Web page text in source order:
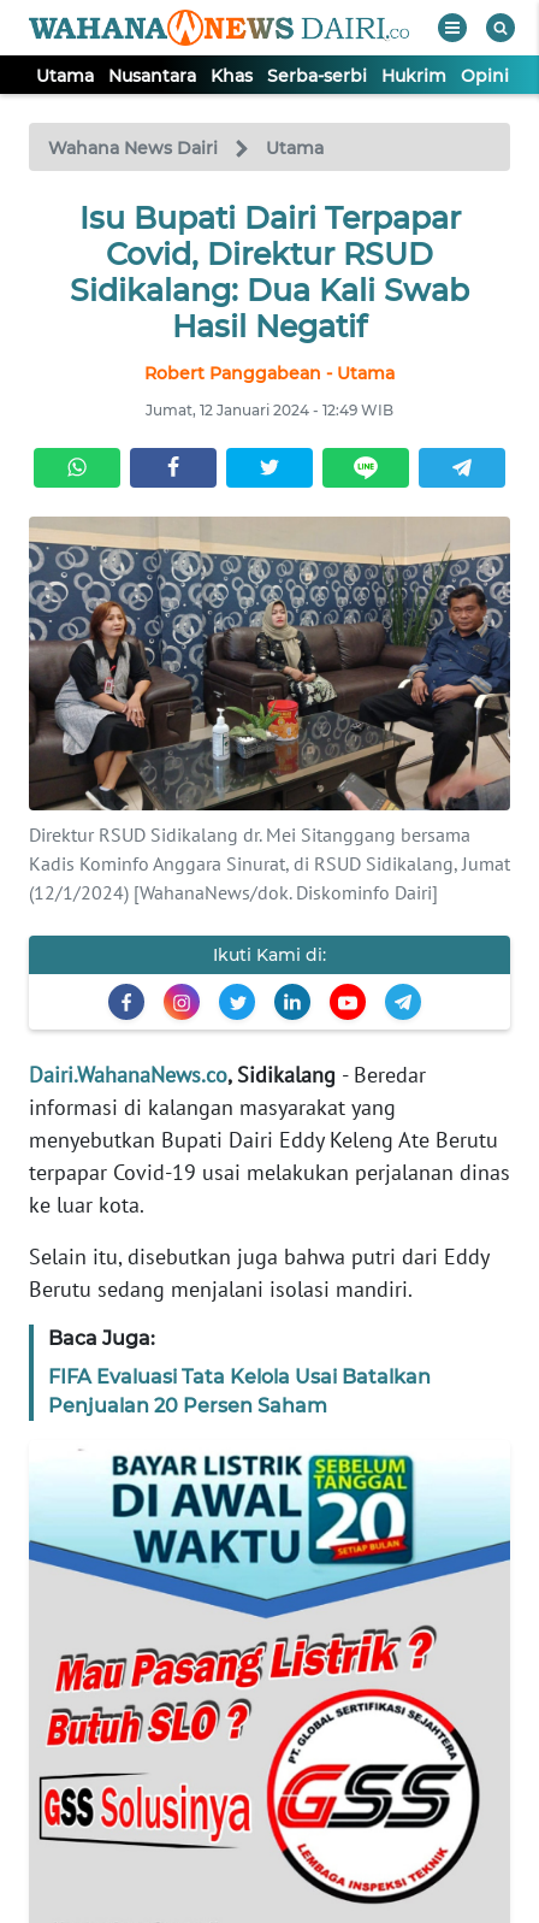
Utama Nusantara Khas Serba-serbi Hukrim Opini
Wahana News Dairi Utama
Isu Bupati Dairi Terpapar
Covid, Direktur RSUD
Sidikalang: Dua Kali Swab
Hasil Negatif
Robert Panggabean - Utama
Jumat, 12 Januari 2024 - 12:49 WIB
Direktur RSUD Sidikalang dr. Mei Sitanggang bersama
Kadis Kominfo Anggara Sinurat, di RSUD Sidikalang, Jumat
(12/1/2024) [WahanaNews/dok. Diskominfo Dairi]
Ikuti Kami di:
Dairi.WahanaNews.co, Sidikalang - Beredar
informasi di kalangan masyarakat yang
menyebutkan Bupati Dairi Eddy Keleng Ate Berutu
terpapar Covid-19 usai melakukan perjalanan dinas
ke luar kota.
Selain itu, disebutkan juga bahwa putri dari Eddy
Berutu sedang menjalani isolasi mandiri.
Baca Juga:
FIFA Evaluasi Tata Kelola Usai Batalkan
Penjualan 20 Persen Saham
TV
Tutup
UTAMA
NUSANTARA
SERBI
HUKRIM
OPINI
Informasi
INDEKS
BERITA
KONTAK
KAMI
INFO
IKLAN
MEDIA
SIBER
REDAKSI
DISCLAIMER
Regional
WN
JAKARTA
JABAR
WN
WN
NTT